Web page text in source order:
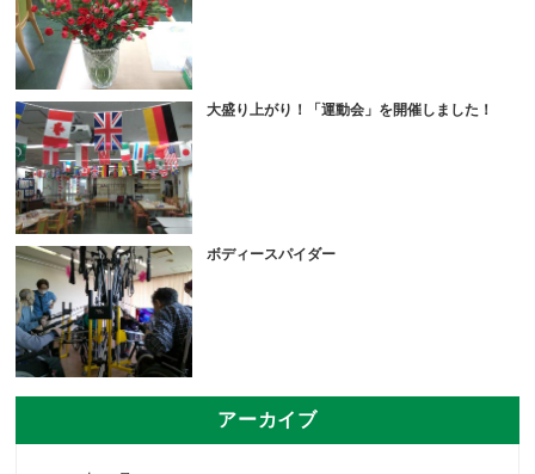
大盛り上がり！「運動会」を開催しました！
ボディースパイダー
アーカイブ